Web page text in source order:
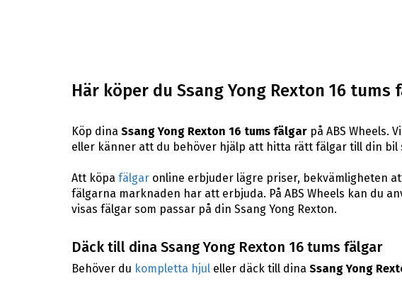
Här köper du Ssang Yong Rexton 16 tums
Köp dina Ssang Yong Rexton 16 tums fälgarpå ABS Wheels.
eller känner att du behöver hjälp att hitta rätt fälgar till din
Att köpa fälgaronline erbjuder lägre priser, bekvämligheten
fälgarna marknaden har att erbjuda. På ABS Wheels kan du
visas fälgar som passar på din Ssang Yong Rexton.
Däck till dina Ssang Yong Rexton 16 tums fälgar
Behöver du kompletta hjuleller däck till dina Ssang Yong